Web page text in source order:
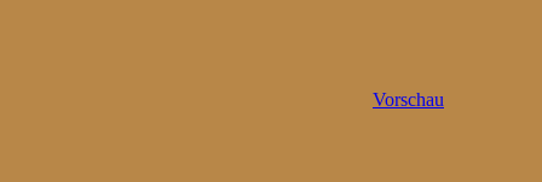
Vorschau